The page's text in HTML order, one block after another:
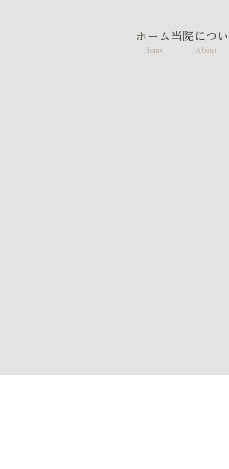
ホーム
Home
当院につ
About